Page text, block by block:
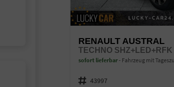
RENAULT AUSTRAL
TECHNO
sofort lieferbar Fahrzeug mit
Fahrzeugnr. 43997